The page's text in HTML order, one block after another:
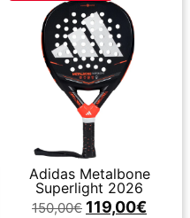
Adidas Metalbone
Superlight 2026
150,00€ 119,00€